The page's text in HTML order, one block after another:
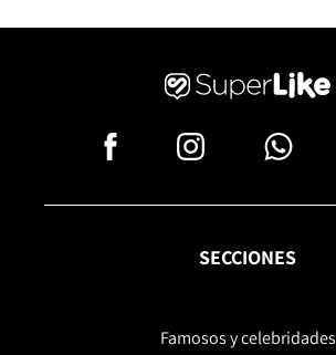
SECCIONES
Famosos y celebridades